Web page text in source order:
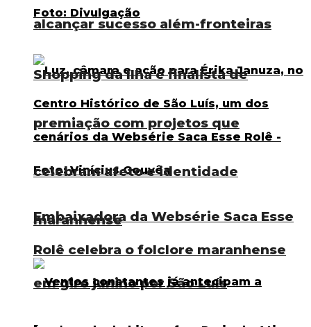
alcançar sucesso além-fronteiras
Embaixadora da Websérie Saca Esse
Rolê celebra o folclore maranhense
em giro junino por São Luís
Shopping da Ilha é finalista de
premiação com projetos que
celebram afeto e identidade
maranhense